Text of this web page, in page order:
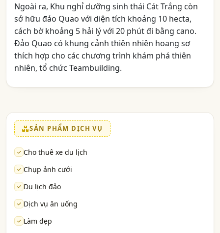
Ngoài ra, Khu nghỉ dưỡng sinh thái Cát Trắng còn
sở hữu đảo Quao với diện tích khoảng 10 hecta,
cách bờ khoảng 5 hải lý với 20 phút đi bằng cano.
Đảo Quao có khung cảnh thiên nhiên hoang sơ
thích hợp cho các chương trình khám phá thiên
nhiên, tổ chức Teambuilding.
SẢN PHẨM DỊCH VỤ
Cho thuê xe du lịch
Chụp ảnh cưới
Du lịch đảo
Dịch vụ ăn uống
Làm đẹp